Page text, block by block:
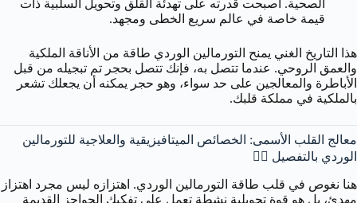
الصحية. أصبحت قدرته على تهدئة القلق وتحويل السلبية ذات
قيمة خاصة في عالم سريع الخطى ومجهد.
هذا التاريخ الغني يمنح التورمالين الوردي طاقة من الأناقة الملكية
والعمق الروحي. عندما تتصل به، فإنك تتصل بحجر تم تبجيله من قبل
الأباطرة والمعالجين على حد سواء، وهو حجر يمكنه أن يجعلك تشعر
بالملكية في مملكة قلبك.
معالج القلب الأسمى: الخصائص الميتافيزيقية والعلاجية للتورمالين
الوردي بالتفصيل 🧘‍♂️
هنا نغوص في قلب طاقة التورمالين الوردي. اهتزازه ليس مجرد اهتزاز
مهدئ، بل هو قوة تحويلية نشطة تعمل على تفكيك الحواجز القديمة